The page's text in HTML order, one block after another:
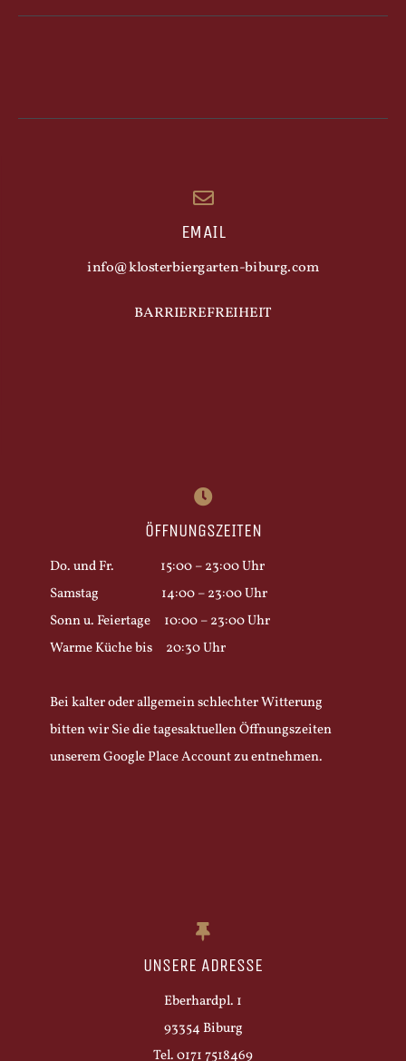
EMAIL
info@klosterbiergarten-biburg.com
BARRIEREFREIHEIT
ÖFFNUNGSZEITEN
Do. und Fr. 15:00 – 23:00 Uhr
Samstag 14:00 – 23:00 Uhr
Sonn u. Feiertage 10:00 – 23:00 Uhr
Warme Küche bis 20:30 Uhr
Bei kalter oder allgemein schlechter Witterung
bitten wir Sie die tagesaktuellen Öffnungszeiten
unserem Google Place Account zu entnehmen.
UNSERE ADRESSE
Eberhardpl. 1
93354 Biburg
Tel. 0171 7518469